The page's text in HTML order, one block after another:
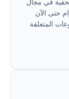
لأكثر من ٦ أعوام حتى الآن
المتعلقة